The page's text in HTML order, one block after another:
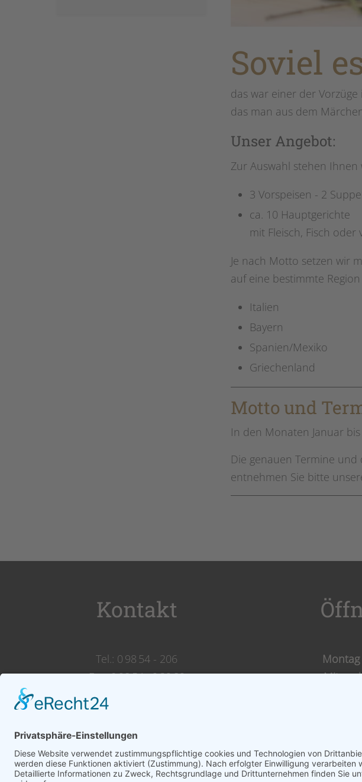
Soviel
das war einer der
das man aus dem
Unser Angebot:
Zur Auswahl stehen
3 Vorspeisen - 2
ca. 10 Hauptgerichte
mit Fleisch, Fisch oder
Je nach Motto setzen wir
auf eine bestimmte
Italien
Bayern
Spanien/Mexiko
Griechenland
Motto und
In den Monaten Januar
Die genauen Termine und
entnehmen Sie bitte
Kontakt
Tel.: 0 98 54 - 206
Fax: 0 98 54 - 9 39 89
Reservierungen über Telefon